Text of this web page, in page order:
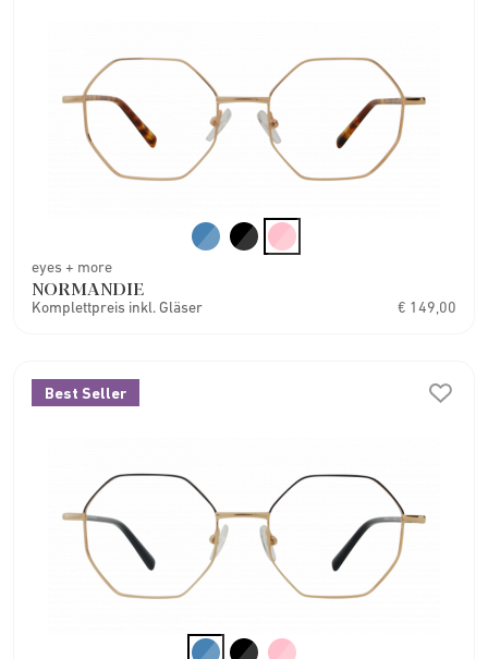
eyes + more
NORMANDIE
Komplettpreis inkl. Gläser € 149,00
Best Seller